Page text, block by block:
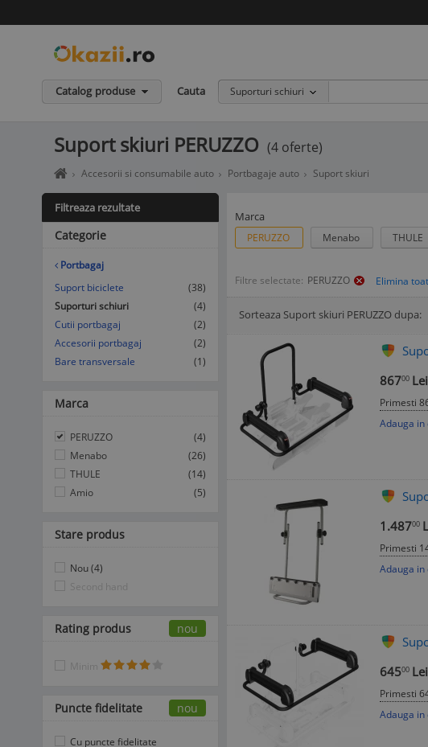
Catalog produse Cauta Suporturi schiuri
Suport skiuri PERUZZO (4 oferte)
Home
-
Cumperi
in
siguranta
de
la
vanzatori
de
incredere
Accesorii si consumabile auto Portbagaje auto Suport skiuri
Marca
PERUZZO Menabo THULE
Filtre selectate: PERUZZO
Sorteaza Suport skiuri PERUZZO dupa:
Afisare Lista
86700 Lei
Primesti
Adauga
1.48700
Primesti
Adauga
64500 Lei
Primesti
Adauga
Filtreaza rezultate
Categorie
Portbagaj
Suport biciclete
(38)
Suporturi schiuri
(4)
Cutii portbagaj
(2)
Accesorii portbagaj
(2)
Bare transversale
(1)
Marca
PERUZZO
(4)
Menabo
(26)
THULE
(14)
Amio
(5)
Stare produs
Nou (4)
Second hand
Rating produs nou
Minim
Puncte fidelitate nou
Cu puncte fidelitate